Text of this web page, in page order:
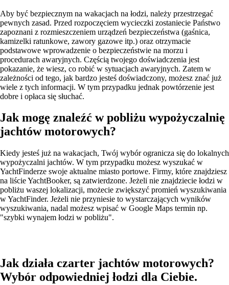
Aby być bezpiecznym na wakacjach na łodzi, należy przestrzegać
pewnych zasad. Przed rozpoczęciem wycieczki zostaniecie Państwo
zapoznani z rozmieszczeniem urządzeń bezpieczeństwa (gaśnica,
kamizelki ratunkowe, zawory gazowe itp.) oraz otrzymacie
podstawowe wprowadzenie o bezpieczeństwie na morzu i
procedurach awaryjnych. Częścią twojego doświadczenia jest
pokazanie, że wiesz, co robić w sytuacjach awaryjnych. Zatem w
zależności od tego, jak bardzo jesteś doświadczony, możesz znać już
wiele z tych informacji. W tym przypadku jednak powtórzenie jest
dobre i opłaca się słuchać.
Jak mogę znaleźć w pobliżu wypożyczalnię
jachtów motorowych?
Kiedy jesteś już na wakacjach, Twój wybór ogranicza się do lokalnych
wypożyczalni jachtów. W tym przypadku możesz wyszukać w
YachtFinderze swoje aktualne miasto portowe. Firmy, które znajdziesz
na liście YachtBooker, są zatwierdzone. Jeżeli nie znajdziecie łodzi w
pobliżu waszej lokalizacji, możecie zwiększyć promień wyszukiwania
w YachtFinder. Jeżeli nie przyniesie to wystarczających wyników
wyszukiwania, nadal możesz wpisać w Google Maps termin np.
"szybki wynajem łodzi w pobliżu".
Jak działa czarter jachtów motorowych?
Wybór odpowiedniej łodzi dla Ciebie.